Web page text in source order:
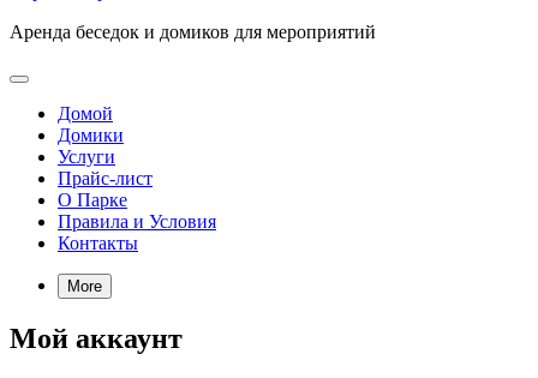
Аренда беседок и домиков для мероприятий
Домой
Домики
Услуги
Прайс-лист
О Парке
Правила и Условия
Контакты
More
Мой аккаунт